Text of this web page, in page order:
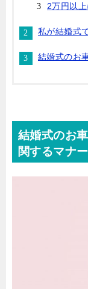
2万円以
私が結婚式
結婚式のお
結婚式のお
関するマナ